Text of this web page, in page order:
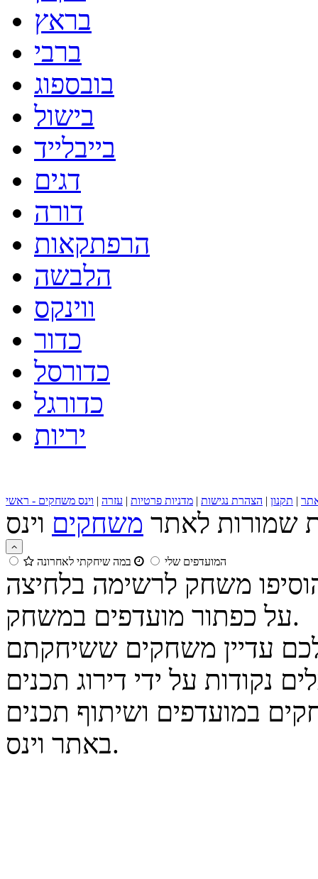
בראץ
ברבי
בובספוג
בישול
בייבלייד
דגים
דורה
הרפתקאות
הלבשה
ווינקס
כדור
כדורסל
כדורגל
יריות
| תקנון | הצהרת נגישות | מדניות פרטיות | עזרה | וינס משחקים - ראשי
שמורות לאתר משחקים
המועדפים שלי במה שיחקתי לאחרונה
משחק לרשימה בלחיצה
על כפתור מועדפים במשחק.
על ידי דירוג תכנים
במועדפים ושיתוף תכנים
באתר וינס.